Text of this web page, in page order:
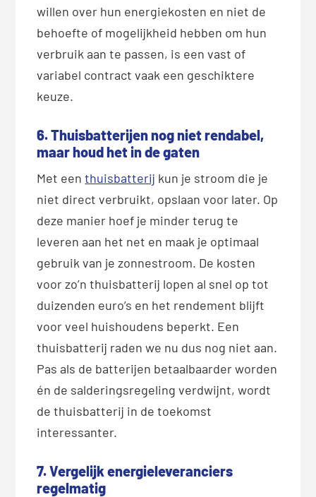
willen over hun energiekosten en niet de
behoefte of mogelijkheid hebben om hun
verbruik aan te passen, is een vast of
variabel contract vaak een geschiktere
keuze.
6. Thuisbatterijen nog niet rendabel,
maar houd het in de gaten
Met eenthuisbatterij kun je stroom die je
niet direct verbruikt, opslaan voor later. Op
deze manier hoef je minder terug te
leveren aan het net en maak je optimaal
gebruik van je zonnestroom. De kosten
voor zo’n thuisbatterij lopen al snel op tot
duizenden euro’s en het rendement blijft
voor veel huishoudens beperkt. Een
thuisbatterij raden we nu dus nog niet aan.
Pas als de batterijen betaalbaarder worden
én de salderingsregeling verdwijnt, wordt
de thuisbatterij in de toekomst
interessanter.
7. Vergelijk energieleveranciers
regelmatig